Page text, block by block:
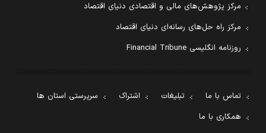
مرکز پژوهش‌های مالی و اقتصادی دنیای اقتصاد
مرکز راه حل‌های رسانه‌ای دنیای اقتصاد
روزنامه انگلیسی Financial Tribune
تماس با ما تبلیغات اشتراک
سرپرستی استان ها
همکاری با ما